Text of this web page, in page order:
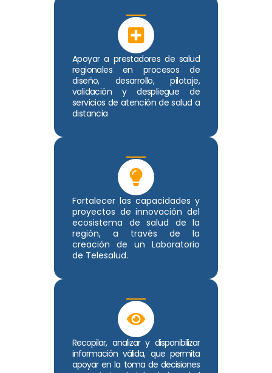
Apoyar a prestadores de salud
regionales en procesos de
diseño, desarrollo, pilotaje,
validación y despliegue de
servicios de atención de salud a
distancia
Fortalecer las capacidades y
proyectos de innovación del
ecosistema de salud de la
región, a través de la
creación de un Laboratorio
de Telesalud.
Recopilar, analizar y disponibilizar
información válida, que permita
apoyar en la toma de decisiones